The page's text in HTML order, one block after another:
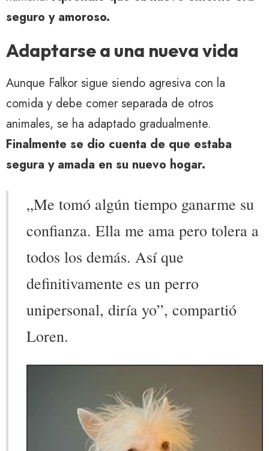
seguro y amoroso.
Adaptarse a una nueva vida
Aunque Falkor sigue siendo agresiva con la
comida y debe comer separada de otros
animales, se ha adaptado gradualmente.
Finalmente se dio cuenta de que estaba
segura y amada en su nuevo hogar.
„Me tomó algún tiempo ganarme su
confianza. Ella me ama pero tolera a
todos los demás. Así que
definitivamente es un perro
unipersonal, diría yo”, compartió
Loren.